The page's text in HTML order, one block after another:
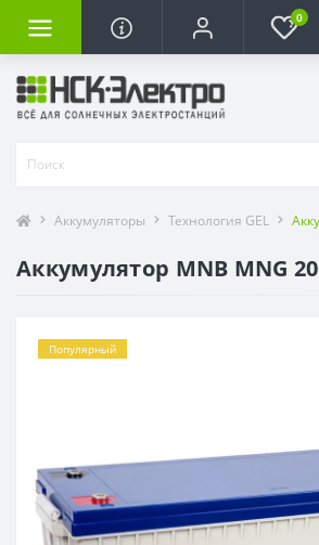
0
Аккумуляторы Технология GEL
Аккумулятор MNB MNG
Популярный